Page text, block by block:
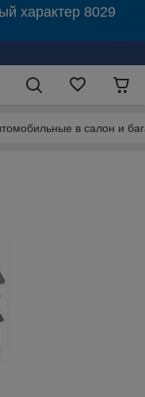
характер 8029
в салон и